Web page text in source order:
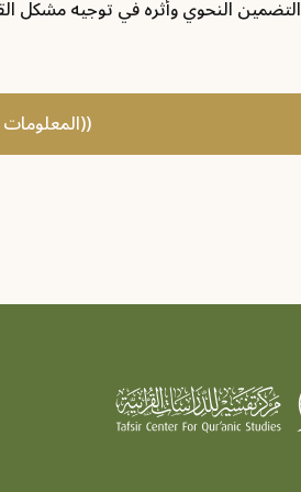
التضمين النحوي وأثره في توجيه مشكل